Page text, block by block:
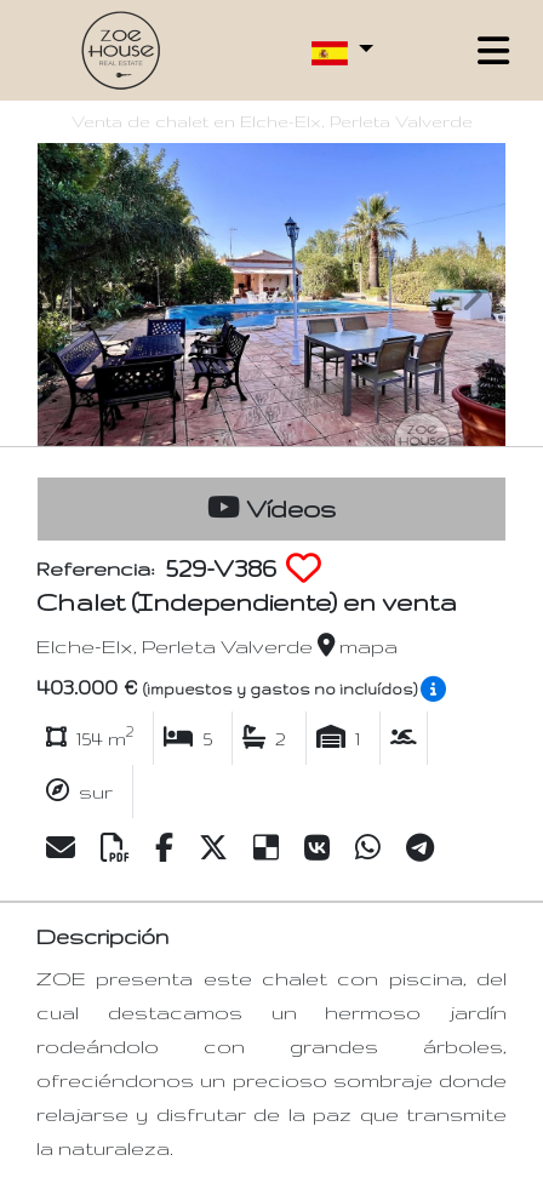
Venta de chalet en Elche-Elx, Perleta Valverde
Vídeos
Referencia: 529-V386
Chalet (Independiente) en venta
Elche-Elx, Perleta Valverde mapa
403.000 € (impuestos y gastos no incluídos)
154 m2 5 2 1
sur
Descripción
ZOE presenta este chalet con piscina, del
cual destacamos un hermoso jardín
rodeándolo con grandes árboles,
ofreciéndonos un precioso sombraje donde
relajarse y disfrutar de la paz que transmite
la naturaleza.